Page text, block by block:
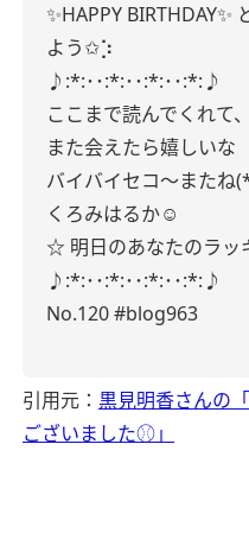
✨HAPPY BIRTHDAY✨
よう✩︎⡱
♪:*:･･:*:･･:*:･･:*:♪
ここまで読んでくれて
また会えたら嬉しいな
バイバイセコ〜またね
くろみはるか☺︎
☆ 明日のあなたのラ
♪:*:･･:*:･･:*:･･:*:♪
No.120#blog963
引用元： 黒見明香さんの
ございました⚾️」